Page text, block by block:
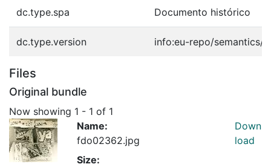
dc.type.spa Documento histórico
dc.type.version info:eu-repo/semantics/
Files
Original bundle
Now showing 1 - 1 of 1
Name:
fdo02362.jpg
Size:
Down
load